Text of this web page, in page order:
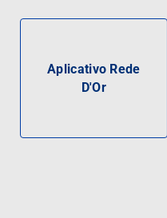
Aplicativo Rede
D'Or